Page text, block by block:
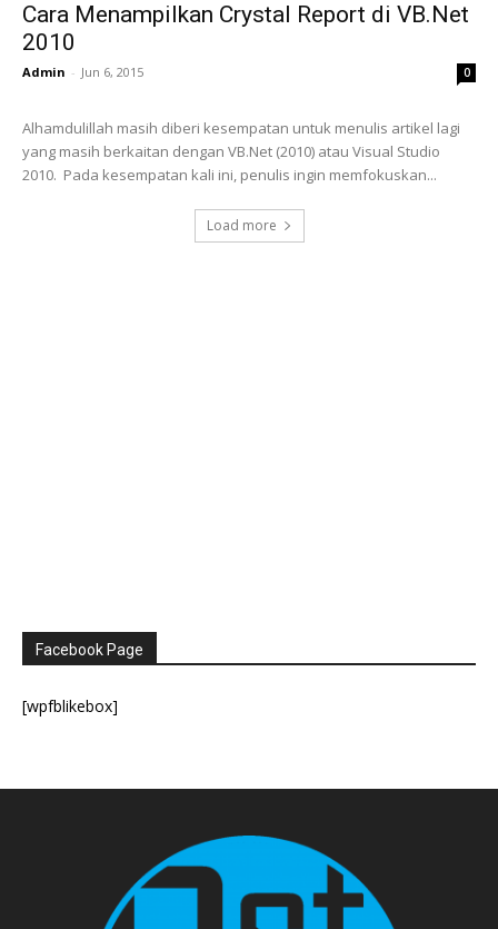
Cara Menampilkan Crystal Report di VB.Net
2010
Admin - Jun 6, 2015 0
Alhamdulillah masih diberi kesempatan untuk menulis artikel lagi
yang masih berkaitan dengan VB.Net (2010) atau Visual Studio
2010. Pada kesempatan kali ini, penulis ingin memfokuskan...
Load more
Facebook Page
[wpfblikebox]